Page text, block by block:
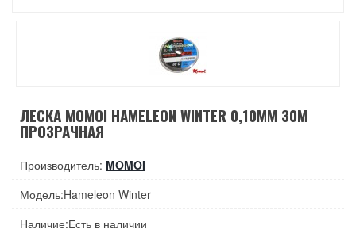
ЛЕСКА MOMOI HAMELEON WINTER 0,10ММ 30М
ПРОЗРАЧНАЯ
Производитель: MOMOI
Модель:Hameleon Winter
Наличие:Есть в наличии